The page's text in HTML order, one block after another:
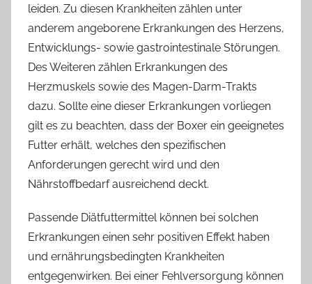
leiden. Zu diesen Krankheiten zählen unter
anderem angeborene Erkrankungen des Herzens,
Entwicklungs- sowie gastrointestinale Störungen.
Des Weiteren zählen Erkrankungen des
Herzmuskels sowie des Magen-Darm-Trakts
dazu. Sollte eine dieser Erkrankungen vorliegen
gilt es zu beachten, dass der Boxer ein geeignetes
Futter erhält, welches den spezifischen
Anforderungen gerecht wird und den
Nährstoffbedarf ausreichend deckt.
Passende Diätfuttermittel können bei solchen
Erkrankungen einen sehr positiven Effekt haben
und ernährungsbedingten Krankheiten
entgegenwirken. Bei einer Fehlversorgung können